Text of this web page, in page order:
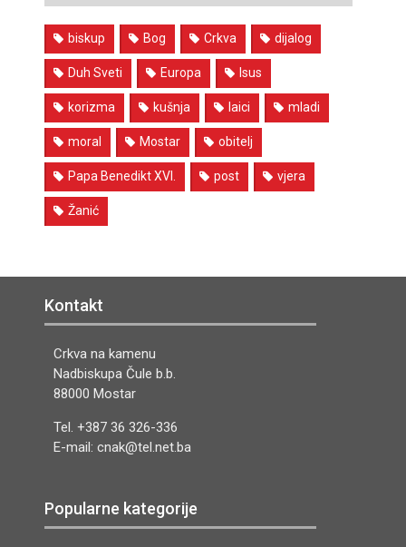
biskup Bog Crkva dijalog
Duh Sveti Europa Isus
korizma kušnja laici mladi
moral Mostar obitelj
Papa Benedikt XVI. post vjera
Žanić
Kontakt
Crkva na kamenu
Nadbiskupa Čule b.b.
88000 Mostar
Tel. +387 36 326-336
E-mail: cnak@tel.net.ba
Popularne kategorije